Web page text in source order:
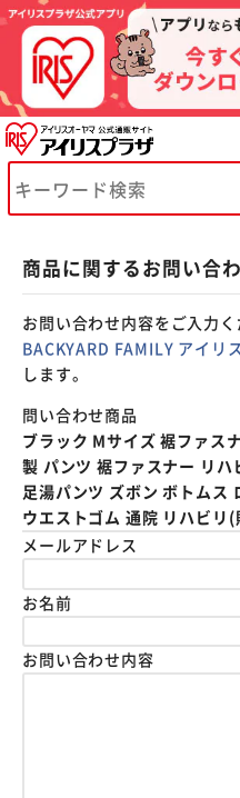
商品に関するお問い合
お問い合わせ内容をご入力く
BACKYARD FAMILY アイリ
します。
問い合わせ商品
ブラック Mサイズ 裾ファス
製 パンツ 裾ファスナー リ
足湯パンツ ズボン ボトムス
ウエストゴム 通院 リハビリ
メールアドレス
お名前
お問い合わせ内容
※ご確認ください
カートに入れる